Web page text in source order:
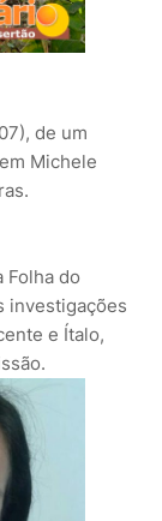
de um
Michele
Folha do
investigações
e Ítalo,